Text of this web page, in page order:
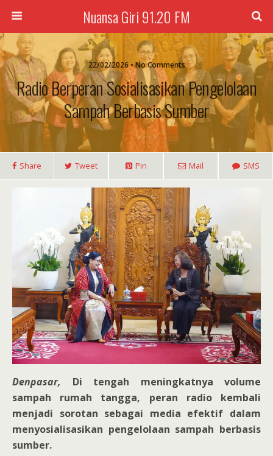
Nuansa Giri 91.20 FM
22/02/2026 • No Comments
Radio Berperan Sosialisasikan Pengelolaan
Sampah Berbasis Sumber
Share Tweet Pin Mail SMS
Denpasar, Di tengah meningkatnya volume
sampah rumah tangga, peran radio kembali
menjadi sorotan sebagai media efektif dalam
menyosialisasikan pengelolaan sampah berbasis
sumber.